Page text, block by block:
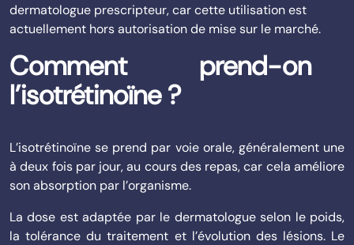
dermatologue prescripteur, car cette utilisation est
actuellement hors autorisation de mise sur le marché.
Comment prend-on
l’isotrétinoïne ?
L’isotrétinoïne se prend par voie orale, généralement une
à deux fois par jour, au cours des repas, car cela améliore
son absorption par l’organisme.
La dose est adaptée par le dermatologue selon le poids,
la tolérance du traitement et l’évolution des lésions. Le